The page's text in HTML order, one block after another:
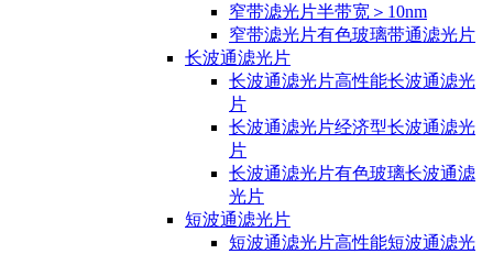
窄带滤光片半带宽＞10nm
窄带滤光片有色玻璃带通滤光片
长波通滤光片
长波通滤光片高性能长波通滤光
片
长波通滤光片经济型长波通滤光
片
长波通滤光片有色玻璃长波通滤
光片
短波通滤光片
短波通滤光片高性能短波通滤光